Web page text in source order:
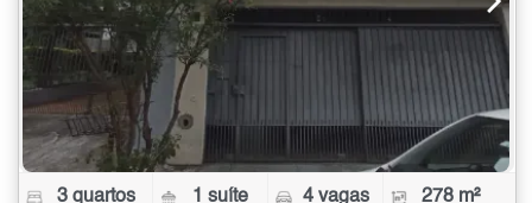
3 quartos 1 suíte 4 vagas 278 m²